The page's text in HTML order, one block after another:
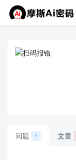
问题 1 文章